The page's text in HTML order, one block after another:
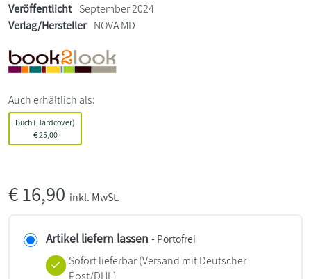
Veröffentlicht September 2024
Verlag/Hersteller NOVA MD
Auch erhältlich als:
Buch (Hardcover)
€25,00
€16,90 inkl. MwSt.
Artikel liefern lassen - Portofrei
Sofort lieferbar(Versand mit Deutscher
Post/DHL)